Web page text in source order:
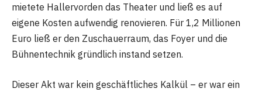
mietete Hallervorden das Theater und ließ es auf
eigene Kosten aufwendig renovieren. Für 1,2 Millionen
Euro ließ er den Zuschauerraum, das Foyer und die
Bühnentechnik gründlich instand setzen.
Dieser Akt war kein geschäftliches Kalkül – er war ein